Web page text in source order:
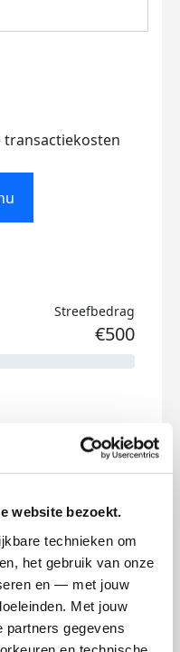
website bezoekt.
technieken om
het gebruik van onze
en — met jouw
Met jouw
partners gegevens
Streefbedrag
€500